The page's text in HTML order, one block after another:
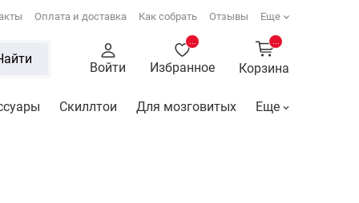
Оплата и доставка Как собрать Отзывы Еще
Войти Избранное Корзина
Скиллтои Для мозговитых Еще